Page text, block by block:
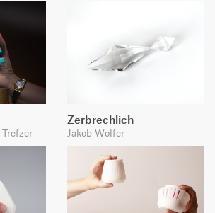
Zerbrechlich
Jakob Wolfer